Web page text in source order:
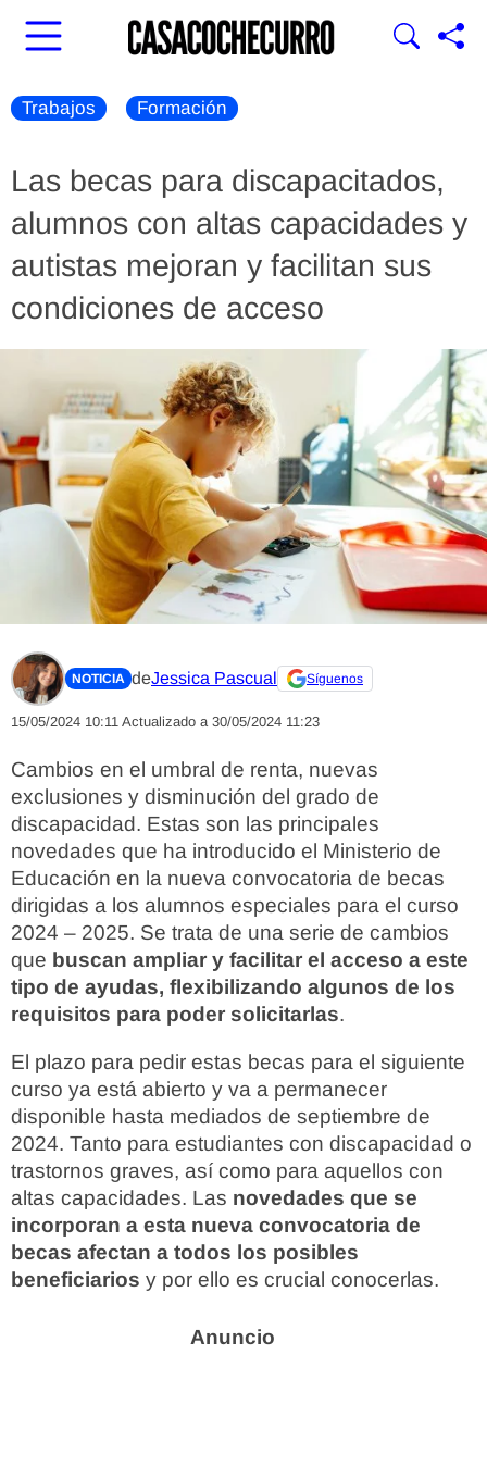
Trabajos Formación
Las becas para discapacitados,
alumnos con altas capacidades y
autistas mejoran y facilitan sus
condiciones de acceso
NOTICIA deJessica Pascual Síguenos
15/05/2024 10:11 Actualizado a 30/05/2024 11:23
Cambios en el umbral de renta, nuevas
exclusiones y disminución del grado de
discapacidad. Estas son las principales
novedades que ha introducido el Ministerio de
Educación en la nueva convocatoria de becas
dirigidas a los alumnos especiales para el curso
2024 – 2025. Se trata de una serie de cambios
que buscan ampliar y facilitar el acceso a este
tipo de ayudas, flexibilizando algunos de los
requisitos para poder solicitarlas.
El plazo para pedir estas becas para el siguiente
curso ya está abierto y va a permanecer
disponible hasta mediados de septiembre de
2024. Tanto para estudiantes con discapacidad o
trastornos graves, así como para aquellos con
altas capacidades. Las novedades que se
incorporan a esta nueva convocatoria de
becas afectan a todos los posibles
beneficiarios y por ello es crucial conocerlas.